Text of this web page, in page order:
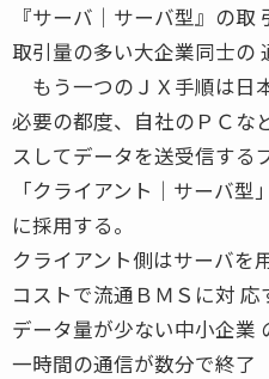
『サーバ│サーバ型』の取
取引量の多い大企業同士の
もう一つのＪＸ手順は日
必要の都度、自社のＰＣな
スしてデータを送受信する
「クライアント│サーバ型
に採用する。
クライアント側はサーバを
コストで流通ＢＭＳに対 応
データ量が少ない中小企業
一時間の通信が数分で終